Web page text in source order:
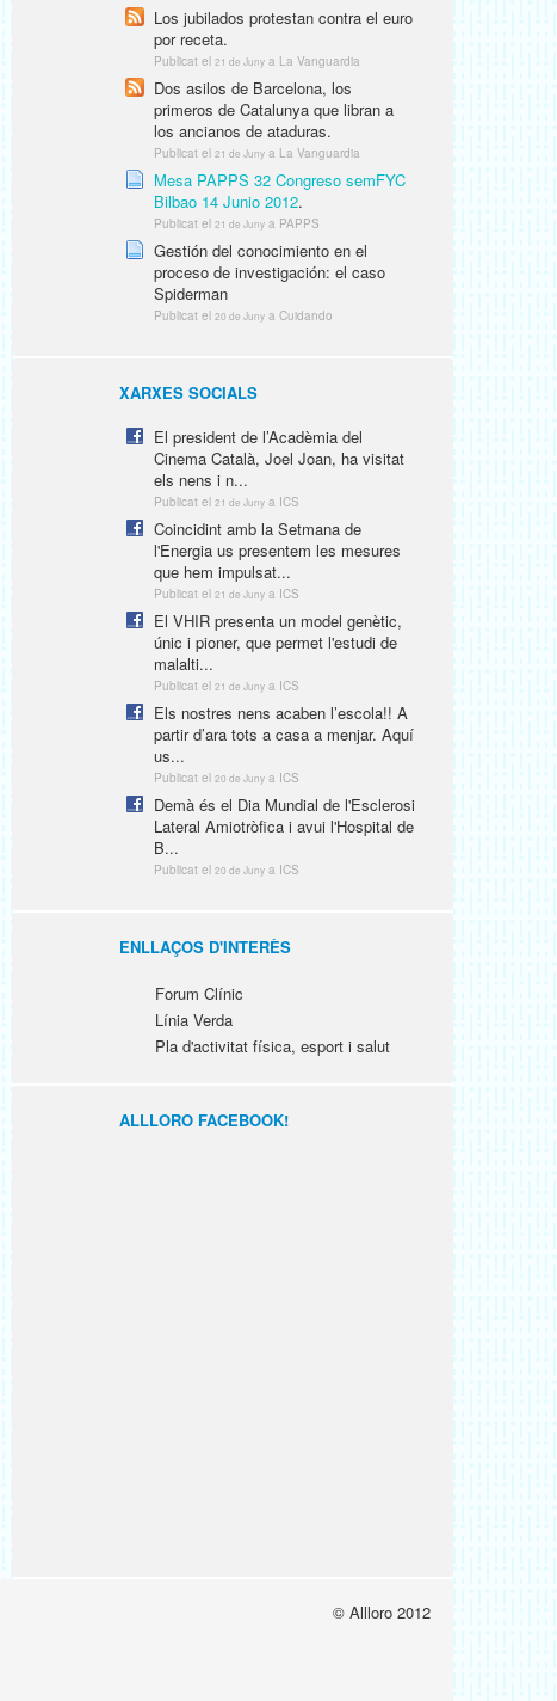
Los jubilados protestan contra el euro
por receta.
Publicat el 21 de Juny a La Vanguardia
Dos asilos de Barcelona, los
primeros de Catalunya que libran a
los ancianos de ataduras.
Publicat el 21 de Juny a La Vanguardia
Mesa PAPPS 32 Congreso semFYC
Bilbao 14 Junio 2012.
Publicat el 21 de Juny a PAPPS
Gestión del conocimiento en el
proceso de investigación: el caso
Spiderman
Publicat el 20 de Juny a Cuidando
XARXES SOCIALS
El president de l’Acadèmia del
Cinema Català, Joel Joan, ha visitat
els nens i n...
Publicat el 21 de Juny a ICS
Coincidint amb la Setmana de
l'Energia us presentem les mesures
que hem impulsat...
Publicat el 21 de Juny a ICS
El VHIR presenta un model genètic,
únic i pioner, que permet l'estudi de
malalti...
Publicat el 21 de Juny a ICS
Els nostres nens acaben l’escola!! A
partir d’ara tots a casa a menjar. Aquí
us...
Publicat el 20 de Juny a ICS
Demà és el Dia Mundial de l'Esclerosi
Lateral Amiotròfica i avui l'Hospital de
B...
Publicat el 20 de Juny a ICS
ENLLAÇOS D'INTERÈS
Forum Clínic
Línia Verda
Pla d'activitat física, esport i salut
ALLLORO FACEBOOK!
© Allloro 2012